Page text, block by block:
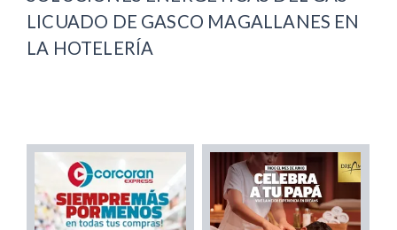
LICUADO DE GASCO MAGALLANES EN
LA HOTELERÍA